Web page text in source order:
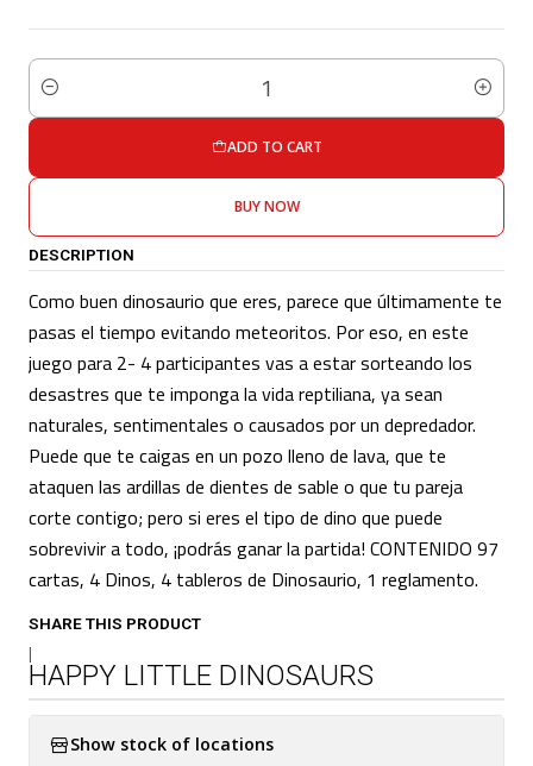
Quantity
ADD TO CART
BUY NOW
DESCRIPTION
Como buen dinosaurio que eres, parece que últimamente te
pasas el tiempo evitando meteoritos. Por eso, en este
juego para 2- 4 participantes vas a estar sorteando los
desastres que te imponga la vida reptiliana, ya sean
naturales, sentimentales o causados por un depredador.
Puede que te caigas en un pozo lleno de lava, que te
ataquen las ardillas de dientes de sable o que tu pareja
corte contigo; pero si eres el tipo de dino que puede
sobrevivir a todo, ¡podrás ganar la partida! CONTENIDO 97
cartas, 4 Dinos, 4 tableros de Dinosaurio, 1 reglamento.
SHARE THIS PRODUCT
|
HAPPY LITTLE DINOSAURS
Show stock of locations